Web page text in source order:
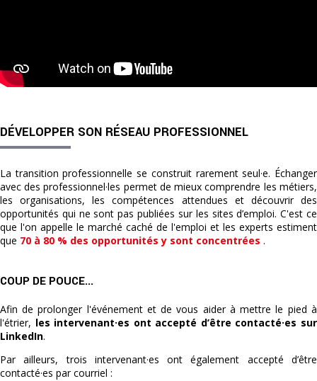
DÉVELOPPER SON RÉSEAU PROFESSIONNEL
La transition professionnelle se construit rarement seul·e. Échanger
avec des professionnel·les permet de mieux comprendre les métiers,
les organisations, les compétences attendues et découvrir des
opportunités qui ne sont pas publiées sur les sites d’emploi. C'est ce
que l'on appelle le marché caché de l'emploi et les experts estiment
que 70 à 80 % des opportunités y sont concentrées .
COUP DE POUCE...
Afin de prolonger l'événement et de vous aider à mettre le pied à
l'étrier, les intervenant·es ont accepté d’être contacté·es sur
LinkedIn.
Par ailleurs, trois intervenant·es ont également accepté d’être
contacté·es par courriel :